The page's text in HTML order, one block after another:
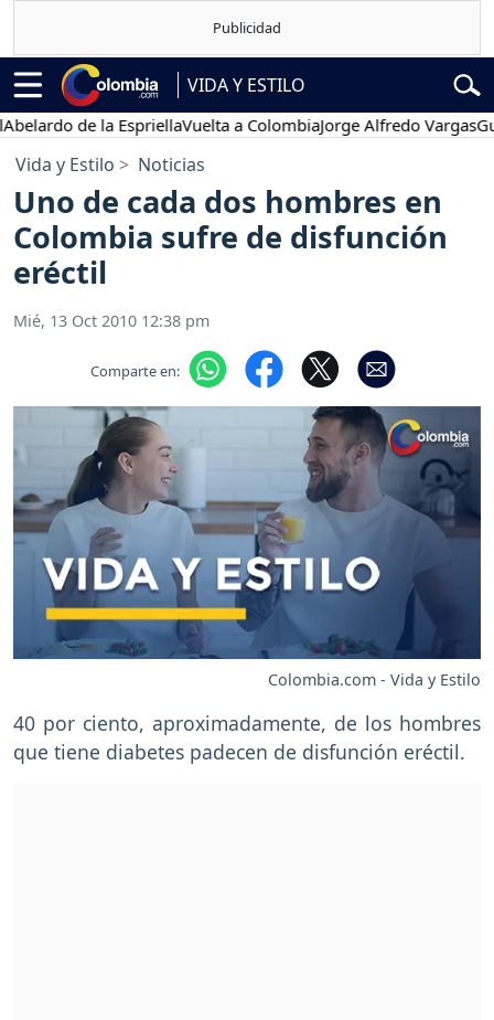
VIDA Y ESTILO
de la EspriellaVuelta a ColombiaJorge Alfredo Vargas
Vida y Estilo Noticias
Uno de cada dos hombres en
Colombia sufre de disfunción
eréctil
Mié, 13 Oct 2010 12:38 pm
Comparte en:
Colombia.com - Vida y Estilo
40 por ciento, aproximadamente, de los hombres
que tiene diabetes padecen de disfunción eréctil.